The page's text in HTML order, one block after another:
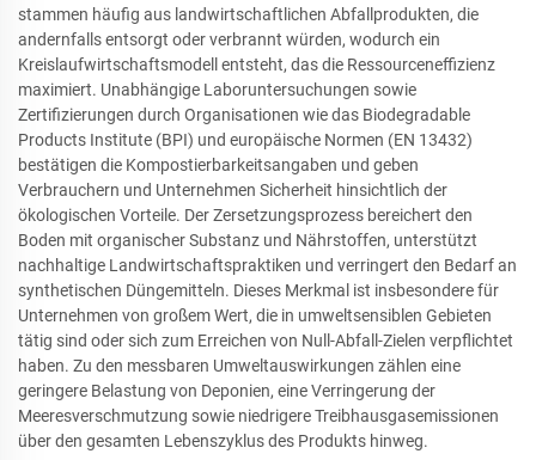
stammen häufig aus landwirtschaftlichen Abfallprodukten, die
andernfalls entsorgt oder verbrannt würden, wodurch ein
Kreislaufwirtschaftsmodell entsteht, das die Ressourceneffizienz
maximiert. Unabhängige Laboruntersuchungen sowie
Zertifizierungen durch Organisationen wie das Biodegradable
Products Institute (BPI) und europäische Normen (EN 13432)
bestätigen die Kompostierbarkeitsangaben und geben
Verbrauchern und Unternehmen Sicherheit hinsichtlich der
ökologischen Vorteile. Der Zersetzungsprozess bereichert den
Boden mit organischer Substanz und Nährstoffen, unterstützt
nachhaltige Landwirtschaftspraktiken und verringert den Bedarf an
synthetischen Düngemitteln. Dieses Merkmal ist insbesondere für
Unternehmen von großem Wert, die in umweltsensiblen Gebieten
tätig sind oder sich zum Erreichen von Null-Abfall-Zielen verpflichtet
haben. Zu den messbaren Umweltauswirkungen zählen eine
geringere Belastung von Deponien, eine Verringerung der
Meeresverschmutzung sowie niedrigere Treibhausgasemissionen
über den gesamten Lebenszyklus des Produkts hinweg.